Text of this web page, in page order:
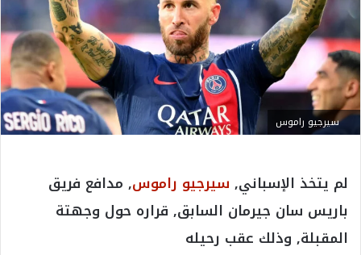
سيرجيو راموس
لم يتخذ الإسباني, سيرجيو راموس, مدافع فريق
باريس سان جيرمان السابق, قراره حول وجهتة
المقبلة, وذلك عقب رحيله